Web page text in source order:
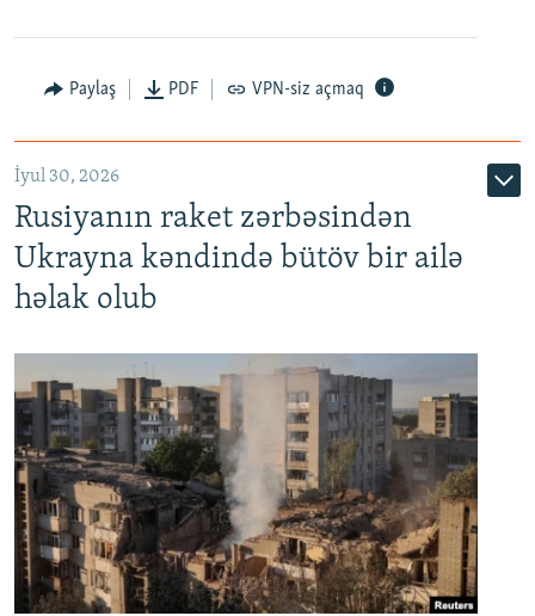
Paylaş PDF VPN-siz açmaq
İyul 30, 2026
Rusiyanın raket zərbəsindən
Ukrayna kəndində bütöv bir ailə
həlak olub